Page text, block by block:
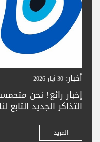
أخبار: 30 أيار 2026
إخبار رائع! نحن
زورونا لشراء
بترون. تعالوا
المزيد